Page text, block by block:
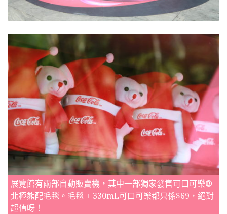
展覽館有兩部自動販賣機，其中一部獨家發售可口可樂®
北極熊配毛毯。毛毯 + 330mL可口可樂都只係$69，絕對
超值呀！